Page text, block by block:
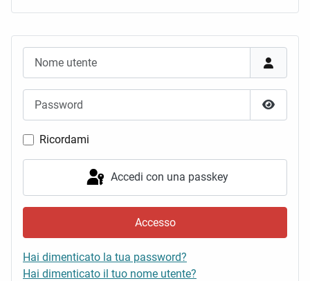
Mostra
Ricordami
Accedi con una passkey
Accesso
Hai dimenticato la tua password?
Hai dimenticato il tuo nome utente?